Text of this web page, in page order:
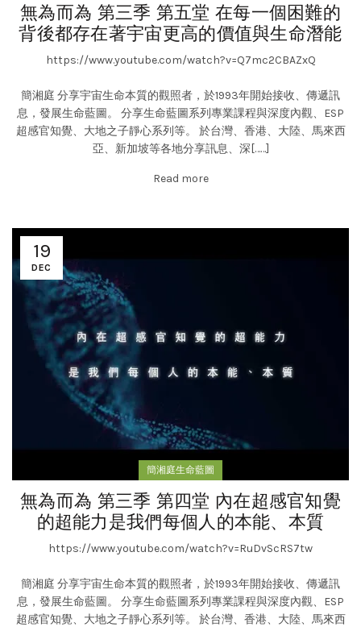
無為而為 第三季 第五堂 在每一個困難的
背後都存在著宇宙更高的價值與生命潛能
https://www.youtube.com/watch?v=Q7mc2CBAZxQ
簡湘庭 分享宇宙生命本質的觀照者，於1993年開始接收、傳遞訊
息，發展生命藍圖。 分享生命藍圖系列專業課程與深度內觀、ESP
超感官知覺、大地之子靜心系列等。 於台灣、香港、大陸、馬來西
亞、新加坡等各地分享訊息、深[……]
Read more
19
DEC
簡湘庭生命藍圖
無為而為 第三季 第四堂 內在超感官知覺
的超能力是我們每個人的本能、本質
https://www.youtube.com/watch?v=RuDvScRS7tw
簡湘庭 分享宇宙生命本質的觀照者，於1993年開始接收、傳遞訊
息，發展生命藍圖。 分享生命藍圖系列專業課程與深度內觀、ESP
超感官知覺、大地之子靜心系列等。 於台灣、香港、大陸、馬來西